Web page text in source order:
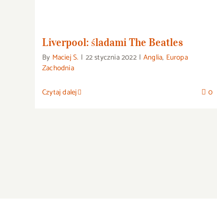
Liverpool: śladami The Beatles
By Maciej S. | 22 stycznia 2022 | Anglia, Europa
Zachodnia
Czytaj dalej
0